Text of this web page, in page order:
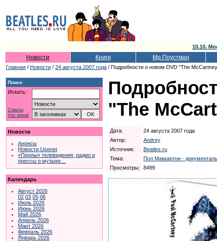
10.10.
Новости Книги Мр.Поустман
Главная / Новости / 24 августа 2007 года / Подробности о новом DVD "The
Поиск
Искать:
Советы
Vox populi
Новости
Анонсы
Новости Usenet
«Перлы» телевидения, радио и
прессы о музыке…
Календарь
Август 2026
02 03 05 06
Июль 2026
Июнь 2026
Май 2026
Апрель 2026
Март 2026
Февраль 2026
Январь 2026
"The
Дата:
24 августа 2007 года
Автор:
Andrey
Источник:
Beatles.ru
Тема:
Пол Маккартни -
Просмотры:
8499